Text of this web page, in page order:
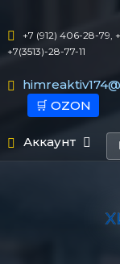
+7 (912) 406-28-79,
+7(3513)-28-77-11
🛒 OZON
Аккаунт